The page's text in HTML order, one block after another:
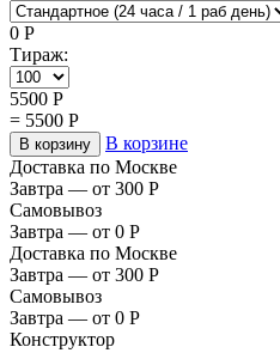
0 Р
Тираж:
5500 Р
= 5500 Р
В корзину
В корзине
Доставка по Москве
Завтра — от 300 Р
Самовывоз
Завтра — от 0 Р
Доставка по Москве
Завтра — от 300 Р
Самовывоз
Завтра — от 0 Р
Конструктор